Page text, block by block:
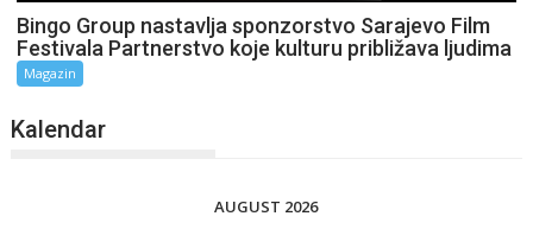
Bingo Group nastavlja sponzorstvo Sarajevo Film
Festivala Partnerstvo koje kulturu približava ljudima
Magazin
Kalendar
AUGUST 2026